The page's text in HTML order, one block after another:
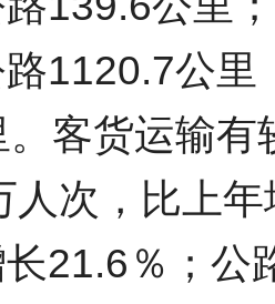
1120.7公
客货运输
人次，比上
长21.6％；